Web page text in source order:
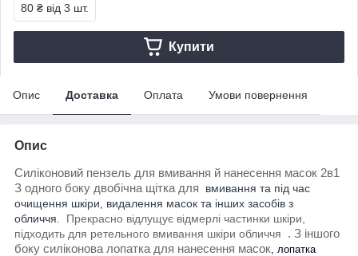
80 ₴ від 3 шт.
Купити
Опис Доставка Оплата Умови повернення
Опис
Силіконовий пензель для вмивання й нанесення масок 2в1
З одного боку двобічна щітка для вмивання та під час
очищення шкіри, видалення масок та інших засобів з
обличчя.
Прекрасно відлущує відмерлі частинки шкіри,
підходить для ретельного вмивання шкіри обличчя
. З іншого
боку силіконова лопатка для нанесення масок лопатка